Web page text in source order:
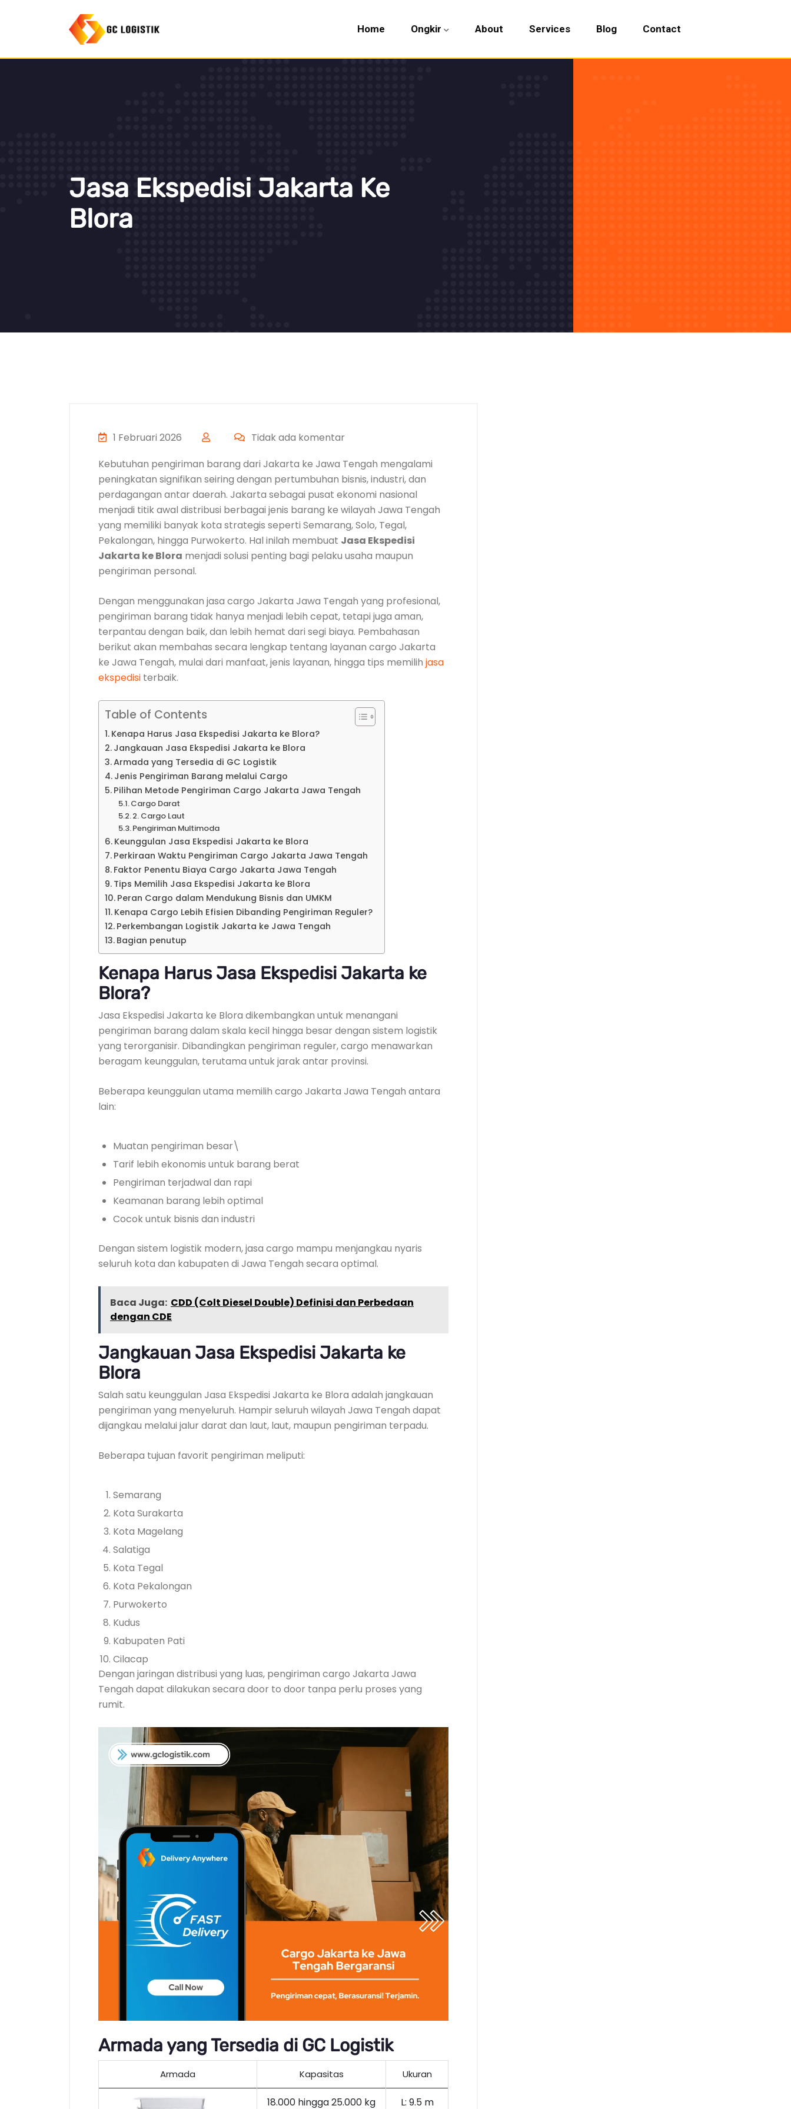
Home Ongkir About Services Blog Contact
Jasa Ekspedisi Jakarta Ke
Blora
1 Februari 2026
Tidak ada komentar
Kebutuhan pengiriman barang dari Jakarta ke Jawa Tengah mengalami
peningkatan signifikan seiring dengan pertumbuhan bisnis, industri, dan
perdagangan antar daerah. Jakarta sebagai pusat ekonomi nasional
menjadi titik awal distribusi berbagai jenis barang ke wilayah Jawa Tengah
yang memiliki banyak kota strategis seperti Semarang, Solo, Tegal,
Pekalongan, hingga Purwokerto. Hal inilah membuat Jasa Ekspedisi
Jakarta ke Blora menjadi solusi penting bagi pelaku usaha maupun
pengiriman personal.
Dengan menggunakan jasa cargo Jakarta Jawa Tengah yang profesional,
pengiriman barang tidak hanya menjadi lebih cepat, tetapi juga aman,
terpantau dengan baik, dan lebih hemat dari segi biaya. Pembahasan
berikut akan membahas secara lengkap tentang layanan cargo Jakarta
ke Jawa Tengah, mulai dari manfaat, jenis layanan, hingga tips memilih jasa
ekspedisi terbaik.
Table of Contents
Kenapa Harus Jasa Ekspedisi Jakarta ke Blora?
Jangkauan Jasa Ekspedisi Jakarta ke Blora
Armada yang Tersedia di GC Logistik
Jenis Pengiriman Barang melalui Cargo
Pilihan Metode Pengiriman Cargo Jakarta Jawa Tengah
Cargo Darat
2. Cargo Laut
Pengiriman Multimoda
Keunggulan Jasa Ekspedisi Jakarta ke Blora
Perkiraan Waktu Pengiriman Cargo Jakarta Jawa Tengah
Faktor Penentu Biaya Cargo Jakarta Jawa Tengah
Tips Memilih Jasa Ekspedisi Jakarta ke Blora
Peran Cargo dalam Mendukung Bisnis dan UMKM
Kenapa Cargo Lebih Efisien Dibanding Pengiriman Reguler?
Perkembangan Logistik Jakarta ke Jawa Tengah
Bagian penutup
Kenapa Harus Jasa Ekspedisi Jakarta ke
Blora?
Jasa Ekspedisi Jakarta ke Blora dikembangkan untuk menangani
pengiriman barang dalam skala kecil hingga besar dengan sistem logistik
yang terorganisir. Dibandingkan pengiriman reguler, cargo menawarkan
beragam keunggulan, terutama untuk jarak antar provinsi.
Beberapa keunggulan utama memilih cargo Jakarta Jawa Tengah antara
lain:
Muatan pengiriman besar\
Tarif lebih ekonomis untuk barang berat
Pengiriman terjadwal dan rapi
Keamanan barang lebih optimal
Cocok untuk bisnis dan industri
Dengan sistem logistik modern, jasa cargo mampu menjangkau nyaris
seluruh kota dan kabupaten di Jawa Tengah secara optimal.
Baca Juga: CDD (Colt Diesel Double) Definisi dan Perbedaan
dengan CDE
Jangkauan Jasa Ekspedisi Jakarta ke
Blora
Salah satu keunggulan Jasa Ekspedisi Jakarta ke Blora adalah jangkauan
pengiriman yang menyeluruh. Hampir seluruh wilayah Jawa Tengah dapat
dijangkau melalui jalur darat dan laut, laut, maupun pengiriman terpadu.
Beberapa tujuan favorit pengiriman meliputi:
Semarang
Kota Surakarta
Kota Magelang
Salatiga
Kota Tegal
Kota Pekalongan
Purwokerto
Kudus
Kabupaten Pati
Cilacap
Dengan jaringan distribusi yang luas, pengiriman cargo Jakarta Jawa
Tengah dapat dilakukan secara door to door tanpa perlu proses yang
rumit.
Armada yang Tersedia di GC Logistik
Armada Kapasitas Ukuran
18.000 hingga 25.000 kg L: 9.5 m